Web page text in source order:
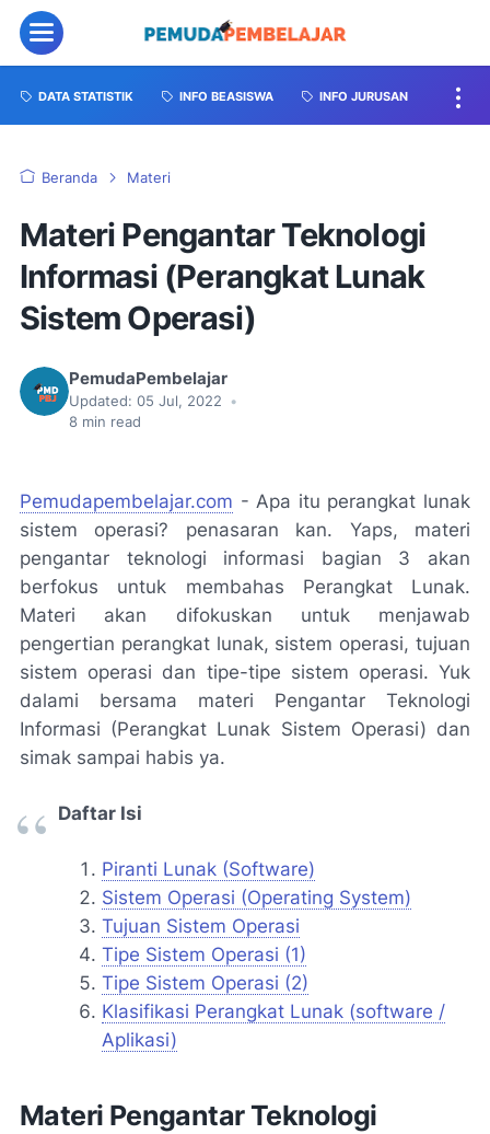
DATA STATISTIK INFO BEASISWA INFO JURUSAN
Beranda Materi
Materi Pengantar Teknologi
Informasi (Perangkat Lunak
Sistem Operasi)
PemudaPembelajar
Updated: 05 Jul, 2022
•
8 min read
Pemudapembelajar.com - Apa itu perangkat lunak
sistem operasi? penasaran kan. Yaps, materi
pengantar teknologi informasi bagian 3 akan
berfokus untuk membahas Perangkat Lunak.
Materi akan difokuskan untuk menjawab
pengertian perangkat lunak, sistem operasi, tujuan
sistem operasi dan tipe-tipe sistem operasi. Yuk
dalami bersama materi Pengantar Teknologi
Informasi (Perangkat Lunak Sistem Operasi) dan
simak sampai habis ya.
Daftar Isi
Piranti Lunak (Software)
Sistem Operasi (Operating System)
Tujuan Sistem Operasi
Tipe Sistem Operasi (1)
Tipe Sistem Operasi (2)
Klasifikasi Perangkat Lunak (software /
Aplikasi)
Materi Pengantar Teknologi